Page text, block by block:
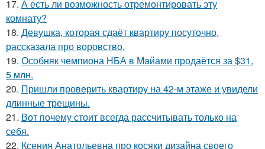
17. А есть ли возможность отремонтировать эту
комнату?
18. Девушка, которая сдаёт квартиру посуточно,
рассказала про воровство.
19. Особняк чемпиона НБА в Майами продаётся за $31,
5 млн.
20. Пришли проверить квартиру на 42-м этаже и увидели
длинные трещины.
21. Вот почему стоит всегда рассчитывать только на
себя.
22. Ксения Анатольевна про косяки дизайна своего